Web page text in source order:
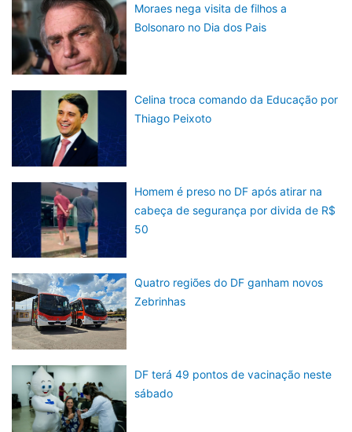
Moraes nega visita de filhos a
Bolsonaro no Dia dos Pais
Celina troca comando da Educação por
Thiago Peixoto
Homem é preso no DF após atirar na
cabeça de segurança por divida de R$
50
Quatro regiões do DF ganham novos
Zebrinhas
DF terá 49 pontos de vacinação neste
sábado